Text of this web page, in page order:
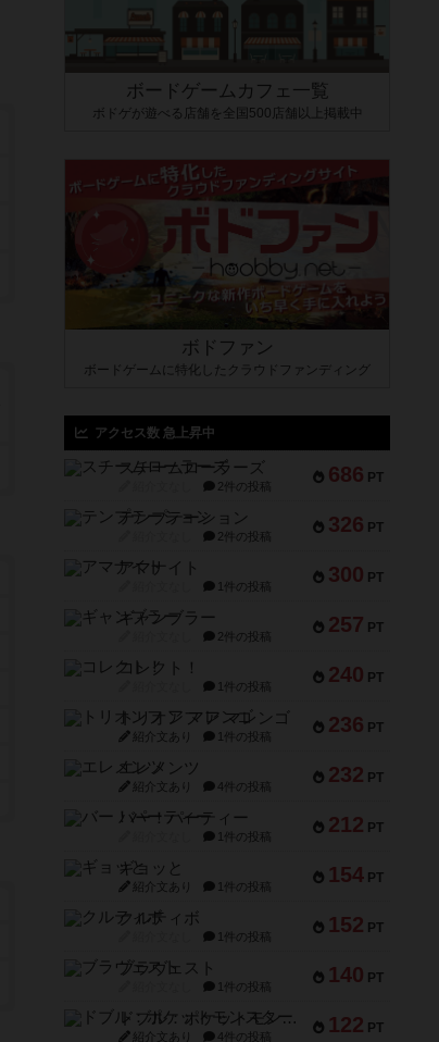
ボードゲームカフェ一覧
ボドゲが遊べる店舗を全国500店舗以上掲載中
ボドファン
ボードゲームに特化したクラウドファンディング
アクセス数 急上昇中
686 PT
スチームローラーズ
2件の投稿
326 PT
テンプテーション
2件の投稿
300 PT
アマナイト
1件の投稿
257 PT
ギャンブラー
2件の投稿
240 PT
コレクト！
1件の投稿
236 PT
トリオンフ ア マレンゴ
紹介文あり 1件の投稿
232 PT
エレメンツ
紹介文あり 4件の投稿
212 PT
バー！パーティー
1件の投稿
154 PT
ギョッと
紹介文あり 1件の投稿
152 PT
クルティボ
1件の投稿
140 PT
ブラヴェスト
1件の投稿
122 PT
ドブル：ポケットモンスター
紹介文あり 4件の投稿